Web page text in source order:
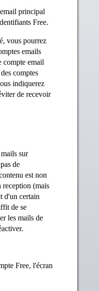
principal
Free.
vous pourrez
emails
compte email
comptes
indiquerez
de recevoir
sur
de
est non
reception (mais
d'un certain
de se
les mails de
Free, l'écran